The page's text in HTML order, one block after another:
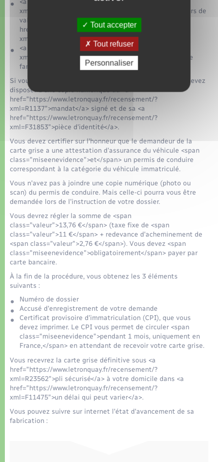
<a href="https://www.letronquay.fr/recensement/?
xml=F2878">Preuve du contrôle technique</a> en cours de
validité si le véhicule a plus de 4 ans, <a
href="https://www.letronquay.fr/recensement/?
xml=F2880">sauf s'il est dispensé de contrôle</a>
<a href="https://www.letronquay.fr/recensement/?
xml=F1432">Extrait d'acte de mariage</a> ou livret de
famille
Si vous faites la démarche pour quelqu'un d'autre, vous devez
disposer d'une copie numérique du <a
href="https://www.letronquay.fr/recensement/?
xml=R1137">mandat</a> signé et de sa <a
href="https://www.letronquay.fr/recensement/?
xml=F31853">pièce d'identité</a>.
Vous devez certifier sur l'honneur que le demandeur de la
carte grise a une attestation d'assurance du véhicule <span
class="miseenevidence">et</span> un permis de conduire
correspondant à la catégorie du véhicule immatriculé.
Vous n'avez pas à joindre une copie numérique (photo ou
scan) du permis de conduire. Mais celle-ci pourra vous être
demandée lors de l'instruction de votre dossier.
Vous devrez régler la somme de <span
class="valeur">13,76 €</span> (taxe fixe de <span
class="valeur">11 €</span> + redevance d'acheminement de
<span class="valeur">2,76 €</span>). Vous devez <span
class="miseenevidence">obligatoirement</span> payer par
carte bancaire.
À la fin de la procédure, vous obtenez les 3 éléments
suivants :
Numéro de dossier
Accusé d'enregistrement de votre demande
Certificat provisoire d'immatriculation (CPI), que vous
devez imprimer. Le CPI vous permet de circuler <span
class="miseenevidence">pendant 1 mois, uniquement en
France,</span> en attendant de recevoir votre carte grise.
Vous recevrez la carte grise définitive sous <a
href="https://www.letronquay.fr/recensement/?
xml=R23562">pli sécurisé</a> à votre domicile dans <a
href="https://www.letronquay.fr/recensement/?
xml=F11475">un délai qui peut varier</a>.
Vous pouvez suivre sur internet l'état d'avancement de sa
fabrication :
Tout accepter
Tout refuser
Personnaliser